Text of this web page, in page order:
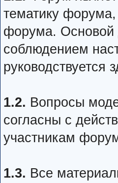
тематику
форума. Основой
соблюдением
1.2. Вопросы
согласны с
участникам
1.3. Все